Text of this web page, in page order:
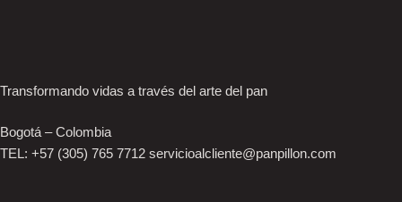
Transformando vidas a través del arte del pan
Bogotá – Colombia
TEL: +57 (305) 765 7712 servicioalcliente@panpillon.com